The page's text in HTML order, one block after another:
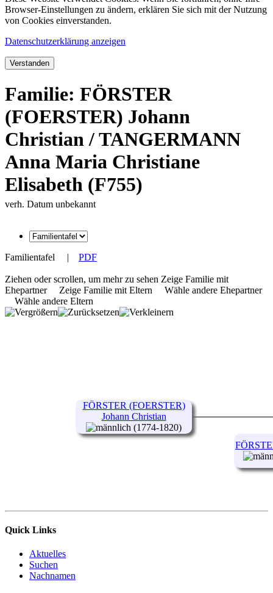
Browser-Einstellungen zu ändern, erklären Sie sich mit der Nutzung
von Cookies einverstanden.
Datenschutzerklärung anzeigen
Verstanden
Familie: FÖRSTER
(FOERSTER) Johann
Christian / TANGERMANN
Anna Maria Christiane
Elisabeth (F755)
verh. Datum unbekannt
Familientafel | PDF
Ziehen oder scrollen, um mehr zu sehen Zeige Familie mit
Ehepartner
Zeige Familie mit Eltern
Wähle andere Ehepartner
Wähle andere Eltern
FÖRSTER (FOERSTER)
Johann Christian
(1774-1820)
Quick Links
Aktuelles
Suchen
Nachnamen